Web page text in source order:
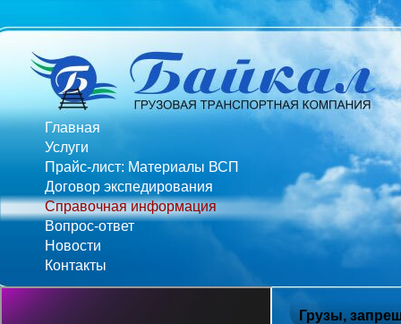
Главная
Услуги
Прайс-лист: Материалы ВСП
Договор экспедирования
Справочная информация
Вопрос-ответ
Новости
Контакты
Грузы,